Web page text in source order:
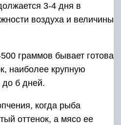
3-4 дня в
воздуха и величины
граммов бывает готова
наиболее крупную
до б дней.
когда рыба
оттенок, а мясо ее